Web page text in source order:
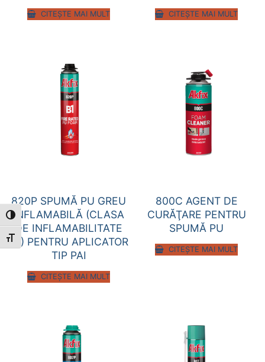
Toggle High Contrast
Toggle Font size
CITEȘTE MAI MULT CITEȘTE MAI MULT
820P SPUMĂ PU GREU
INFLAMABILĂ (CLASA
DE INFLAMABILITATE
B1) PENTRU APLICATOR
TIP PAI
CITEȘTE MAI MULT
800C AGENT DE
CURĂŢARE PENTRU
SPUMĂ PU
CITEȘTE MAI MULT